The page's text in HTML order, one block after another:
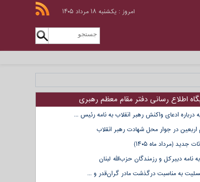
امروز : یکشنبه ۱۸ مرداد ۱۴۰۵
اطلاع رسانی دفتر مقام معظم رهبری
درباره ادعای واکنش رهبر انقلاب به نامه رئیس ...
اربعین در جوار محل شهادت رهبر انقلاب
جدید (مرداد ماه ۱۴۰۵)
نامه دبیرکل و رزمندگان حزب‌الله لبنان
به مناسبت درگذشت مادر گران‌قدر و ...